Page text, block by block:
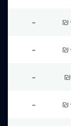
₪
-
₪
-
₪
-
₪
-